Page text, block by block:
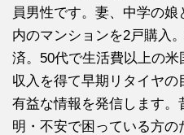
員男性です。妻、中学の
内のマンションを2戸購入
済。50代で生活費以上の
収入を得て早期リタイヤ
有益な情報を発信します。
明・不安で困っている方